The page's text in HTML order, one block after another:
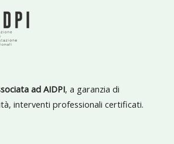
ad AIDPI, a garanzia di
interventi professionali certificati.